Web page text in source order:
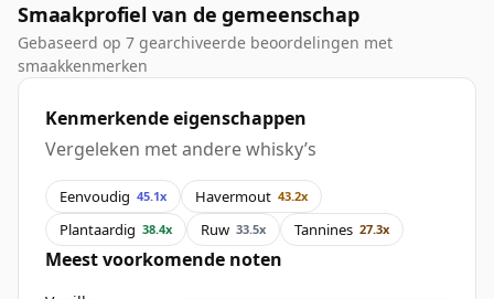
Smaakprofiel van de gemeenschap
Gebaseerd op 7 gearchiveerde beoordelingen met
smaakkenmerken
Kenmerkende eigenschappen
Vergeleken met andere whisky’s
Eenvoudig 45.1x Havermout 43.2x
Plantaardig 38.4x Ruw 33.5x Tannines 27.3x
Meest voorkomende noten